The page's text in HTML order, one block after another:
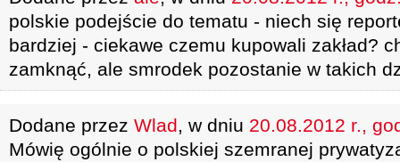
polskie podejście do tematu - niech się
bardziej - ciekawe czemu kupowali zakład?
zamknąć, ale smrodek pozostanie w takich
Dodane przez Wlad, w dniu 20.08.2012 r.,
Mówię ogólnie o polskiej szemranej